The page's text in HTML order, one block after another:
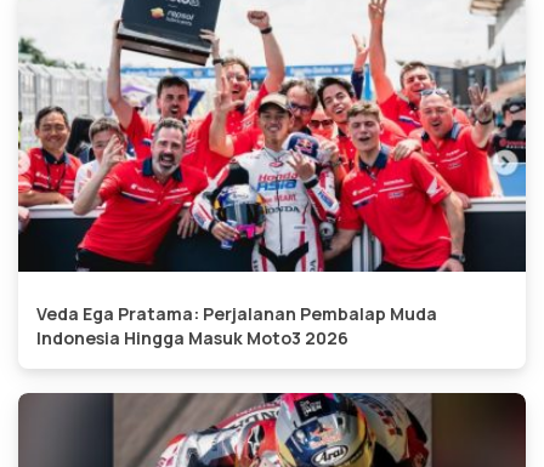
Veda Ega Pratama: Perjalanan Pembalap Muda
Indonesia Hingga Masuk Moto3 2026